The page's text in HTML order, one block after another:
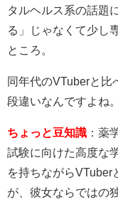
タルヘルス系の話題
る」じゃなくて少し
ところ。
同年代のVTuberと比
段違いなんですよね。
ちょっと豆知識 ：薬
試験に向けた高度な
を持ちながらVTuber
が、彼女ならではの